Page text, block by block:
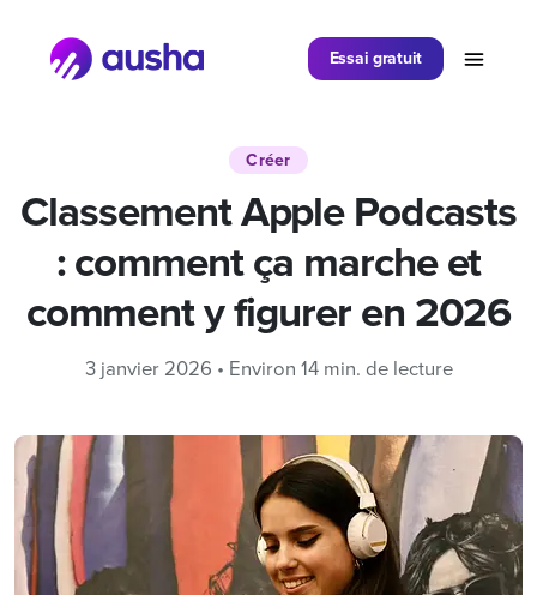
Essai gratuit
Créer
Classement Apple Podcasts
: comment ça marche et
comment y figurer en 2026
3 janvier 2026 • Environ 14 min. de lecture